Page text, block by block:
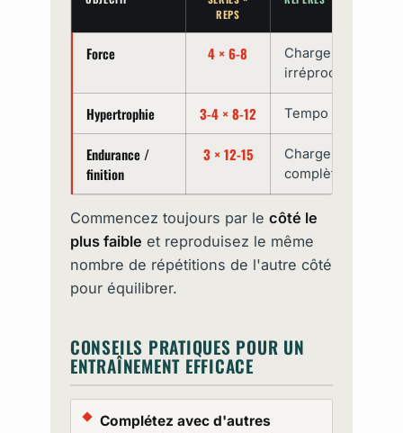
REPS
Force 4 × 6-8
Charge plus
irréprochable
Hypertrophie 3-4 × 8-12 Tempo 2-1-3,
Endurance /
finition
3 × 12-15
Charge modérée,
complète
Commencez toujours par le côté le
plus faible et reproduisez le même
nombre de répétitions de l'autre côté
pour équilibrer.
CONSEILS PRATIQUES POUR UN
ENTRAÎNEMENT EFFICACE
Complétez avec d'autres